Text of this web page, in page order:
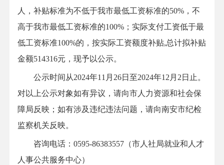
人，补贴标准为不低于我市最低工资标准的50%，不
高于我市最低工资标准的100%；实际支付工资低于最
低工资标准100%的，按实际工资额度补贴,总计拟补贴
金额514316元，现予以公示。
公示时间从2024年11月26日至2024年12月2日止。
对以上公示对象如有异议，请向市人力资源和社会保
障局反映；如有涉及违纪违法问题，请向南安市纪检
监察机关反映。
咨询电话：0595-86383557（市人社局就业和人才
人事公共服务中心）